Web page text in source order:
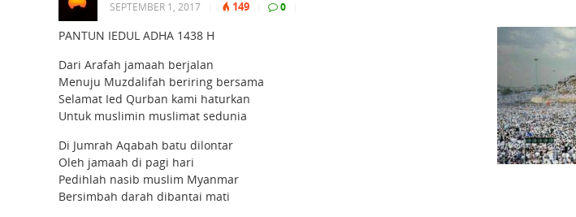
SEPTEMBER 1, 2017
149 0
PANTUN IEDUL ADHA 1438 H
Dari Arafah jamaah berjalan
Menuju Muzdalifah beriring bersama
Selamat Ied Qurban kami haturkan
Untuk muslimin muslimat sedunia
Di Jumrah Aqabah batu dilontar
Oleh jamaah di pagi hari
Pedihlah nasib muslim Myanmar
Bersimbah darah dibantai mati